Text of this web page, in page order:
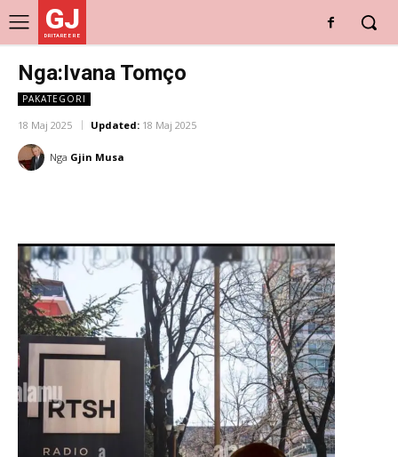
GJ
DRITARE E RE
Nga:Ivana Tomço
PAKATEGORI
18 Maj 2025 Updated: 18 Maj 2025
Nga Gjin Musa